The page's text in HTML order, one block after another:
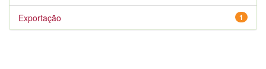
1
Exportação